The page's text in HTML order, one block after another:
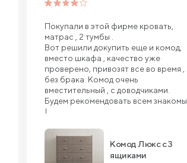
Покупали в этой фирме кровать,
матрас , 2 тумбы .
Вот решили докупить еще и комод,
вместо шкафа , качество уже
проверено, привозят все во время ,
без брака. Комод очень
вместительный , с доводчиками.
Будем рекомендовать всем
!
Комод Люкс с 3
ящиками